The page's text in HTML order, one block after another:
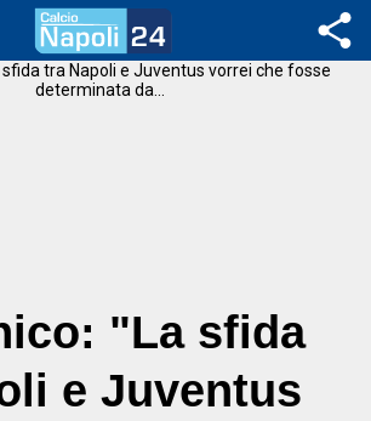
"La sfida
e Juventus